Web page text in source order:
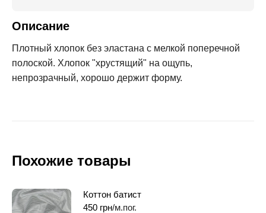
Описание
Плотный хлопок без эластана с мелкой поперечной
полоской. Хлопок "хрустящий" на ощупь,
непрозрачный, хорошо держит форму.
Похожие товары
Коттон батист
450 грн/м.пог.